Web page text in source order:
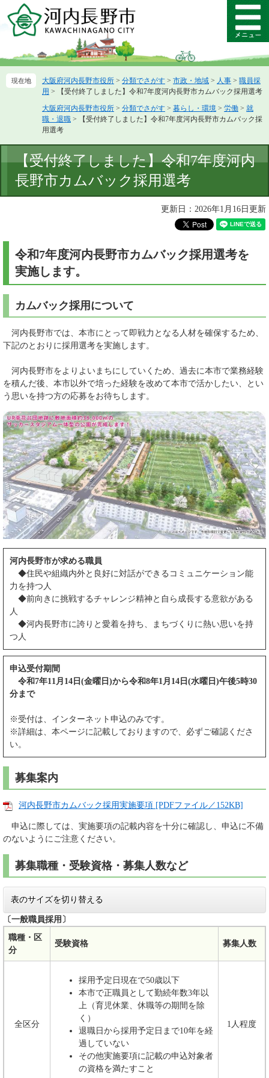
ー
先
ニ
を
へ
メ
ニ
ー
大阪府河内長野市役所 > 分類でさがす > 市政・地域 > 人事 > 職員採
用 >
【受付終了しました】令和7年度河内長野市カムバック採用選考
大阪府河内長野市役所 > 分類でさがす > 暮らし・環境 > 労働 > 就
職・退職 >
【受付終了しました】令和7年度河内長野市カムバック採
用選考
文
【受付終了しました】令和7年度河内
長野市カムバック採用選考
更新日：2026年1月16日更新
令和7年度河内長野市カムバック採用選考を
実施します。
カムバック採用について
河内長野市では、本市にとって即戦力となる人材を確保するため、
下記のとおりに採用選考を実施します。
河内長野市をよりよいまちにしていくため、過去に本市で業務経験
を積んだ後、本市以外で培った経験を改めて本市で活かしたい、とい
う思いを持つ方の応募をお待ちします。
河内長野市が求める職員
◆住民や組織内外と良好に対話ができるコミュニケーション能
力を持つ人
◆前向きに挑戦するチャレンジ精神と自ら成長する意欲がある
人
◆河内長野市に誇りと愛着を持ち、まちづくりに熱い思いを持
つ人
申込受付期間
令和7年11月14日(金曜日)から令和8年1月14日(水曜日)午後5時30
分まで
※受付は、インターネット申込のみです。
※詳細は、本ページに記載しておりますので、必ずご確認くださ
い。
募集案内
河内長野市カムバック採用実施要項 [PDFファイル／152KB]
申込に際しては、実施要項の記載内容を十分に確認し、申込に不備
のないようにご注意ください。
募集職種・受験資格・募集人数など
表のサイズを切り替える
〔一般職員採用〕
職種・区
分
受験資格 募集人数
全区分
採用予定日現在で50歳以下
本市で正職員として勤続年数3年以
上（育児休業、休職等の期間を除
く）
退職日から採用予定日まで10年を経
過していない
その他実施要項に記載の申込対象者
の資格を満たすこと
1人程度